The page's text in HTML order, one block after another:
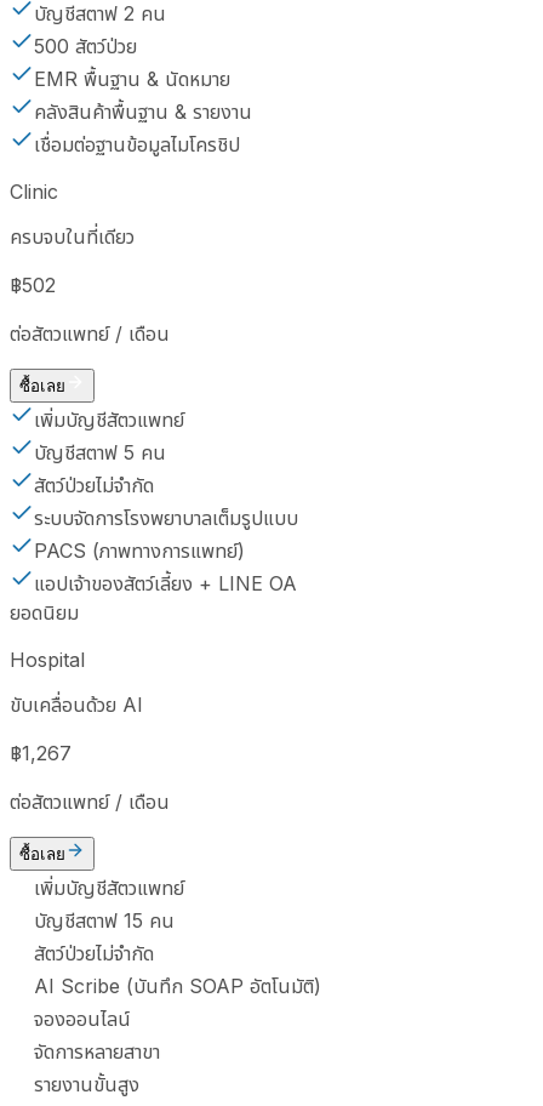
บัญชีสตาฟ 2 คน
500 สัตว์ป่วย
EMR พื้นฐาน & นัดหมาย
คลังสินค้าพื้นฐาน & รายงาน
เชื่อมต่อฐานข้อมูลไมโครชิป
Clinic
ครบจบในที่เดียว
฿502
ต่อสัตวแพทย์ / เดือน
ซื้อเลย
เพิ่มบัญชีสัตวแพทย์
บัญชีสตาฟ 5 คน
สัตว์ป่วยไม่จำกัด
ระบบจัดการโรงพยาบาลเต็มรูปแบบ
PACS (ภาพทางการแพทย์)
แอปเจ้าของสัตว์เลี้ยง + LINE OA
ยอดนิยม
Hospital
ขับเคลื่อนด้วย AI
฿1,267
ต่อสัตวแพทย์ / เดือน
ซื้อเลย
เพิ่มบัญชีสัตวแพทย์
บัญชีสตาฟ 15 คน
สัตว์ป่วยไม่จำกัด
AI Scribe (บันทึก SOAP อัตโนมัติ)
จองออนไลน์
จัดการหลายสาขา
รายงานขั้นสูง